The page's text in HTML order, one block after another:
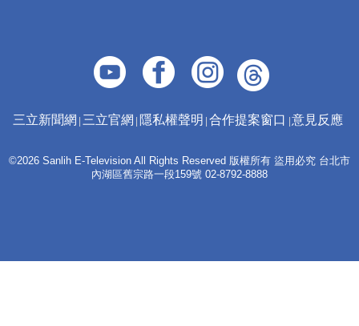
三立新聞網 三立官網 隱私權聲明 合作提案窗口 意見反應
©2026 Sanlih E-Television All Rights Reserved 版權所有 盜用必究 台北市
內湖區舊宗路一段159號 02-8792-8888